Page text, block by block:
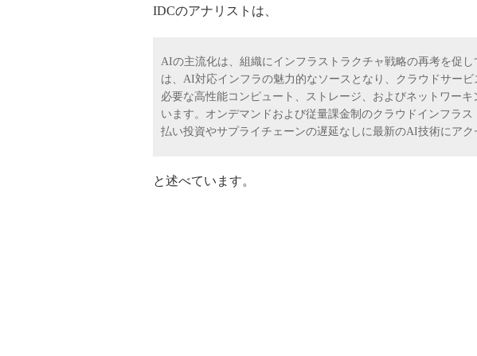
IDCのアナリストは、
AIの主流化は、組織にインフラストラクチャ戦略の再考を促
は、AI対応インフラの魅力的なソースとなり、クラウドサー
必要な高性能コンピュート、ストレージ、およびネットワー
います。オンデマンドおよび従量課金制のクラウドインフラ
払い投資やサプライチェーンの遅延なしに最新のAI技術にアク
と述べています。